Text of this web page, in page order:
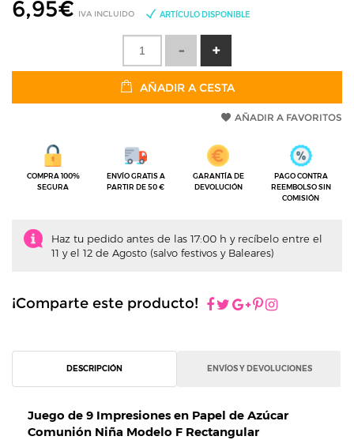
6,95€ IVA INCLUIDO ARTÍCULO DISPONIBLE
AÑADIR A CESTA
AÑADIR A FAVORITOS
COMPRA 100%
SEGURA
ENVÍO GRATIS A
PARTIR DE 50 €
GARANTÍA DE
DEVOLUCIÓN
PAGO CONTRA
REEMBOLSO SIN
COMISIÓN
Haz tu pedido antes de las 17:00 h y recíbelo entre el
11 y el 12 de Agosto (salvo festivos y Baleares)
¡Comparte este producto!
DESCRIPCIÓN ENVÍOS Y DEVOLUCIONES
Juego de 9 Impresiones en Papel de Azúcar
Comunión Niña Modelo F Rectangular